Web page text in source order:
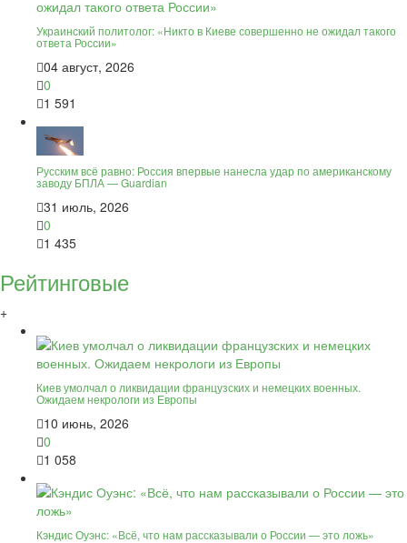
Украинский политолог: «Никто в Киеве совершенно не ожидал такого
ответа России»
04 август, 2026
0
1 591
Русским всё равно: Россия впервые нанесла удар по американскому
заводу БПЛА — Guardian
31 июль, 2026
0
1 435
Рейтинговые
+
Киев умолчал о ликвидации французских и немецких военных.
Ожидаем некрологи из Европы
10 июнь, 2026
0
1 058
Кэндис Оуэнс: «Всё, что нам рассказывали о России — это ложь»